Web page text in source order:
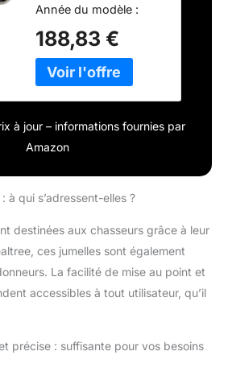
Année du modèle :
10 x 42
188,83 €
à jour – informations fournies par
Amazon
à qui s’adressent-elles ?
destinées aux chasseurs grâce à leur
ces jumelles sont également
La facilité de mise au point et
accessibles à tout utilisateur, qu’il
précise : suffisante pour vos besoins